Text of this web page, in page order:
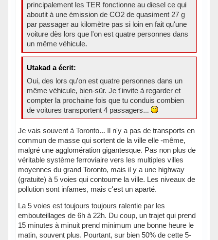
principalement les TER fonctionne au diesel ce qui
aboutit à une émission de CO2 de quasiment 27 g
par passager au kilomètre pas si loin en fait qu'une
voiture dès lors que l'on est quatre personnes dans
un même véhicule.
Utakad a écrit:
Oui, des lors qu'on est quatre personnes dans un
même véhicule, bien-sûr. Je t'invite à regarder et
compter la prochaine fois que tu conduis combien
de voitures transportent 4 passagers...
Je vais souvent à Toronto... Il n'y a pas de transports en
commun de masse qui sortent de la ville elle -même,
malgré une agglomération gigantesque. Pas non plus de
véritable système ferroviaire vers les multiples villes
moyennes du grand Toronto, mais il y a une highway
(gratuite) à 5 voies qui contourne la ville. Les niveaux de
pollution sont infames, mais c'est un aparté.
La 5 voies est toujours toujours ralentie par les
embouteillages de 6h à 22h. Du coup, un trajet qui prend
15 minutes à minuit prend minimum une bonne heure le
matin, souvent plus. Pourtant, sur bien 50% de cette 5-